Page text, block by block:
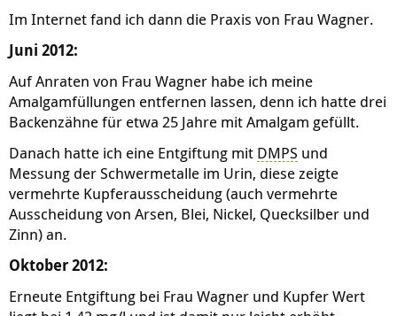
Im Internet fand ich dann die Praxis von Frau Wagner.
Juni 2012:
Auf Anraten von Frau Wagner habe ich meine
Amalgamfüllungen entfernen lassen, denn ich hatte drei
Backenzähne für etwa 25 Jahre mit Amalgam gefüllt.
Danach hatte ich eine Entgiftung mit DMPS und
Messung der Schwermetalle im Urin, diese zeigte
vermehrte Kupferausscheidung (auch vermehrte
Ausscheidung von Arsen, Blei, Nickel, Quecksilber und
Zinn) an.
Oktober 2012:
Erneute Entgiftung bei Frau Wagner und Kupfer Wert